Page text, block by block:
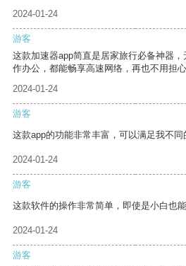
2024-01-24
游客
这款加速器app简直是居家旅行必备神器
作办公，都能畅享高速网络，再也不用担心
2024-01-24
游客
这款app的功能非常丰富，可以满足我不同
2024-01-24
游客
这款软件的操作非常简单，即使是小白也能
2024-01-24
游客